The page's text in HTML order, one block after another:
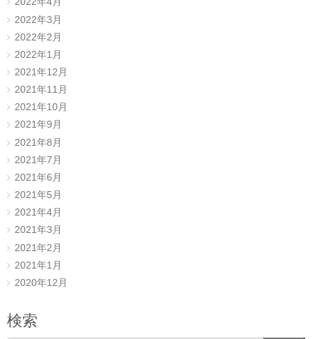
2022年3月
2022年2月
2022年1月
2021年12月
2021年11月
2021年10月
2021年9月
2021年8月
2021年7月
2021年6月
2021年5月
2021年4月
2021年3月
2021年2月
2021年1月
2020年12月
検索